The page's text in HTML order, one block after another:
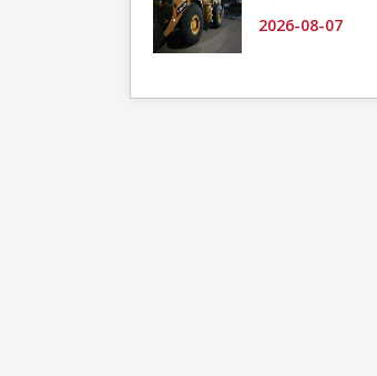
2026-08-07